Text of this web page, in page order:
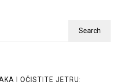
Search
I OČISTITE JETRU: